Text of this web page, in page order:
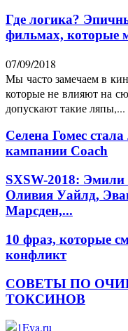
Где логика?
фильмах, которые
07/09/2018
Мы часто замечаем в
которые не влияют на
допускают такие ляпы,...
Селена Гомес
кампании Coach
SXSW-2018:
Оливия Уайлд,
Марсден,...
10 фраз, которые
конфликт
СОВЕТЫ ПО
ТОКСИНОВ